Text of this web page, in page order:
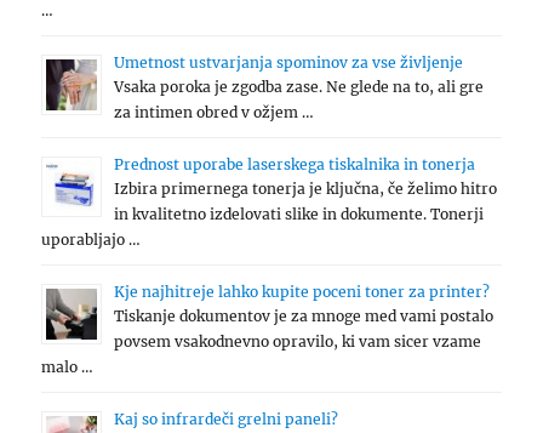
…
Umetnost ustvarjanja spominov za vse življenje
Vsaka poroka je zgodba zase. Ne glede na to, ali gre
za intimen obred v ožjem …
Prednost uporabe laserskega tiskalnika in tonerja
Izbira primernega tonerja je ključna, če želimo hitro
in kvalitetno izdelovati slike in dokumente. Tonerji
uporabljajo …
Kje najhitreje lahko kupite poceni toner za printer?
Tiskanje dokumentov je za mnoge med vami postalo
povsem vsakodnevno opravilo, ki vam sicer vzame
malo …
Kaj so infrardeči grelni paneli?